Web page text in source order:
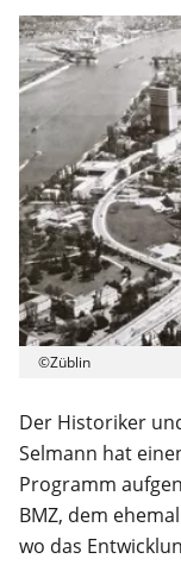
©Züblin
Der Historiker
Selmann hat
Programm
BMZ, dem
wo das